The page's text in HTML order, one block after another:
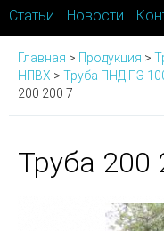
Статьи Новости
Главная > Продукция >
НПВХ > Труба ПНД ПЭ
200 200 7
Труба 200